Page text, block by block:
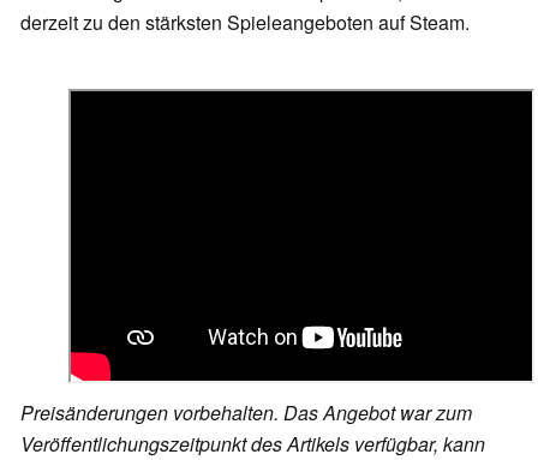
derzeit zu den stärksten Spieleangeboten auf Steam.
Preisänderungen vorbehalten. Das Angebot war zum
Veröffentlichungszeitpunkt des Artikels verfügbar, kann